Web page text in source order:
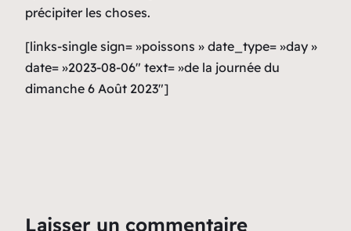
précipiter les choses.
[links-single sign= »poissons » date_type= »day »
date= »2023-08-06″ text= »de la journée du
dimanche 6 Août 2023″]
Laisser un commentaire